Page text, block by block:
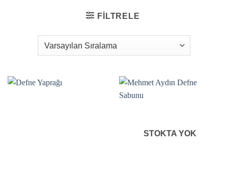
FILTRELE
STOKTA YOK